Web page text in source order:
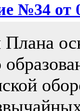
№34 от